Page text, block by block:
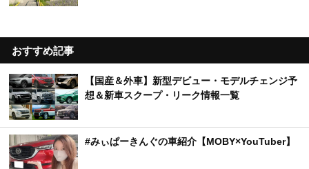
おすすめ記事
【国産＆外車】新型デビュー・モデルチェンジ予
想＆新車スクープ・リーク情報一覧
#みぃぱーきんぐの車紹介【MOBY×YouTuber】